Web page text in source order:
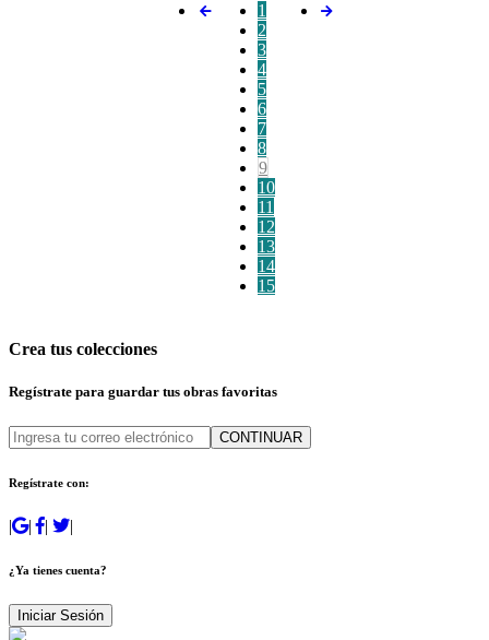
1
2
3
4
5
6
7
8
9
10
11
12
13
14
15
Crea tus colecciones
Regístrate para guardar tus obras favoritas
CONTINUAR
Regístrate con:
| | | |
¿Ya tienes cuenta?
Iniciar Sesión